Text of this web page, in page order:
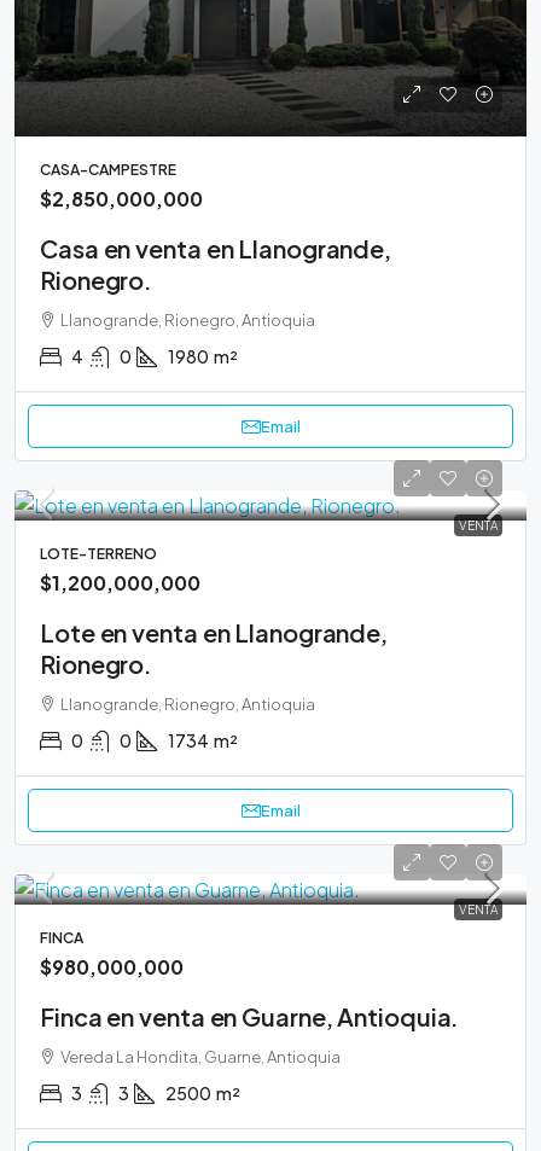
CASA-CAMPESTRE
$2,850,000,000
Casa en venta en Llanogrande,
Rionegro.
Llanogrande, Rionegro, Antioquia
4 0 1980 m²
Email
VENTA
LOTE-TERRENO
$1,200,000,000
Lote en venta en Llanogrande,
Rionegro.
Llanogrande, Rionegro, Antioquia
0 0 1734 m²
Email
VENTA
FINCA
$980,000,000
Finca en venta en Guarne, Antioquia.
Vereda La Hondita, Guarne, Antioquia
3 3 2500 m²